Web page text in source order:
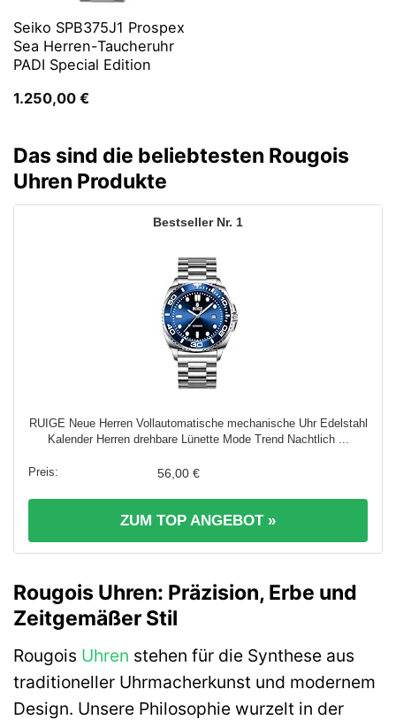
Seiko SPB375J1 Prospex
Sea Herren-Taucheruhr
PADI Special Edition
1.250,00 €
Das sind die beliebtesten Rougois
Uhren Produkte
1
RUIGE Neue Herren Vollautomatische mechanische Uhr Edelstahl
Kalender Herren drehbare Lünette Mode Trend Nachtlich ...
56,00 €
ZUM TOP ANGEBOT »
Rougois Uhren: Präzision, Erbe und
Zeitgemäßer Stil
Rougois Uhren stehen für die Synthese aus
traditioneller Uhrmacherkunst und modernem
Design. Unsere Philosophie wurzelt in der